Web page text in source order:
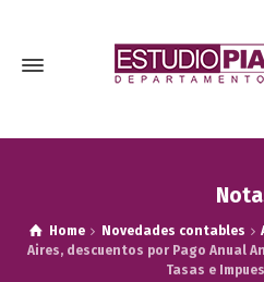
Home Novedades contables
Aires, descuentos por Pago Anual
Tasas e